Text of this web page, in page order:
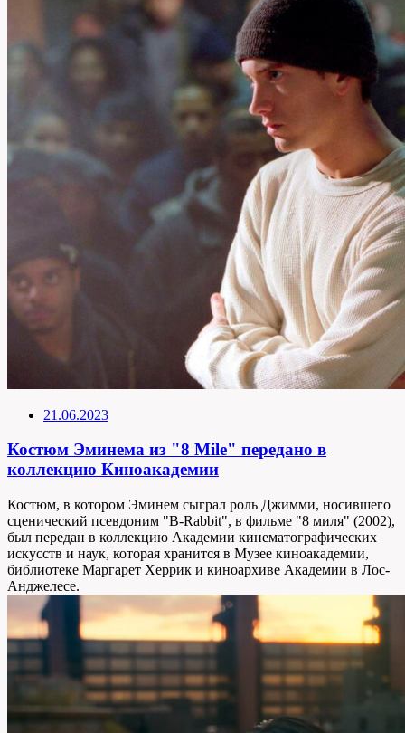
21.06.2023
Костюм Эминема из "8 Mile" передано в
коллекцию Киноакадемии
Костюм, в котором Эминем сыграл роль Джимми, носившего
сценический псевдоним "B-Rabbit", в фильме "8 миля" (2002),
был передан в коллекцию Академии кинематографических
искусств и наук, которая хранится в Музее киноакадемии,
библиотеке Маргарет Херрик и киноархиве Академии в Лос-
Анджелесе.